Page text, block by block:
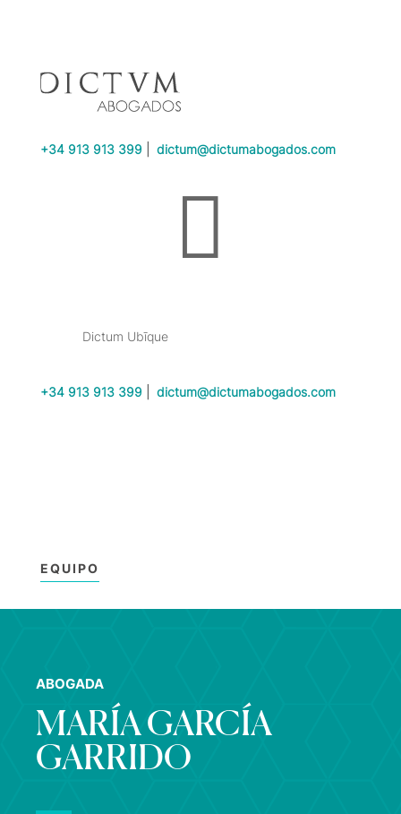
+34 913 913 399 dictum@dictumabogados.com

Dictum Ubīque
+34 913 913 399 dictum@dictumabogados.com
EQUIPO
ABOGADA
MARÍA GARCÍA
GARRIDO